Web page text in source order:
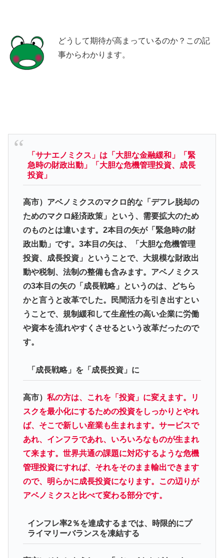
どうして期待が高まっているのか？この記
事からわかります。
「サナエノミクス」は「大胆な金融緩和」「緊
急時の財政出動」「大胆な危機管理投資、成長
投資」
高市）アベノミクスのマクロ的な「デフレ脱却の
ためのマクロ経済政策」という、需要拡大のため
のものとは違います。2本目の矢が「緊急時の財
政出動」です。3本目の矢は、「大胆な危機管理
投資、成長投資」ということで、大規模な財政出
動や税制、法制の整備も含みます。アベノミクス
の3本目の矢の「成長戦略」というのは、どちら
かと言うと改革でした。民間活力を引き出すとい
うことで、規制緩和して生産性の高い企業に労働
や資本を流れやすくさせるという改革だったので
す。
「成長戦略」を「成長投資」に
高市） 私の方は、これを「投資」に変えます。リ
スクを最小化にするための投資をしっかりとやれ
ば、そこで新しい産業も生まれます。サービスで
あれ、インフラであれ、いろいろなものが生まれ
て来ます。世界共通の課題に対応するような危機
管理投資にすれば、それをそのまま輸出できます
ので、明らかに成長投資になります。この辺りが
アベノミクスと比べて変わる部分です。
インフレ率2％を達成するまでは、時限的にプ
ライマリーバランスを凍結する